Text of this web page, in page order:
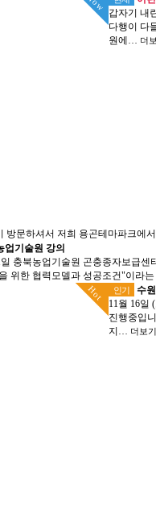
갑자기 내
다행이 다
원에… 더
방문하셔서 저희 용곤테마파크에
업기술원 강의
일 충북농업기술원 곤충종자보급
위한 협력모델과 성공조건"이라
Hot 인기
수
11월 16일
진행중입
지… 더보기